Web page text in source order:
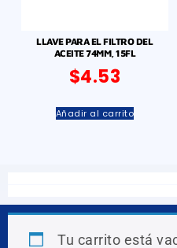
LLAVE PARA EL FILTRO DEL
ACEITE 74MM, 15FL
$4.53
Añadir al carrito
Tu carrito está